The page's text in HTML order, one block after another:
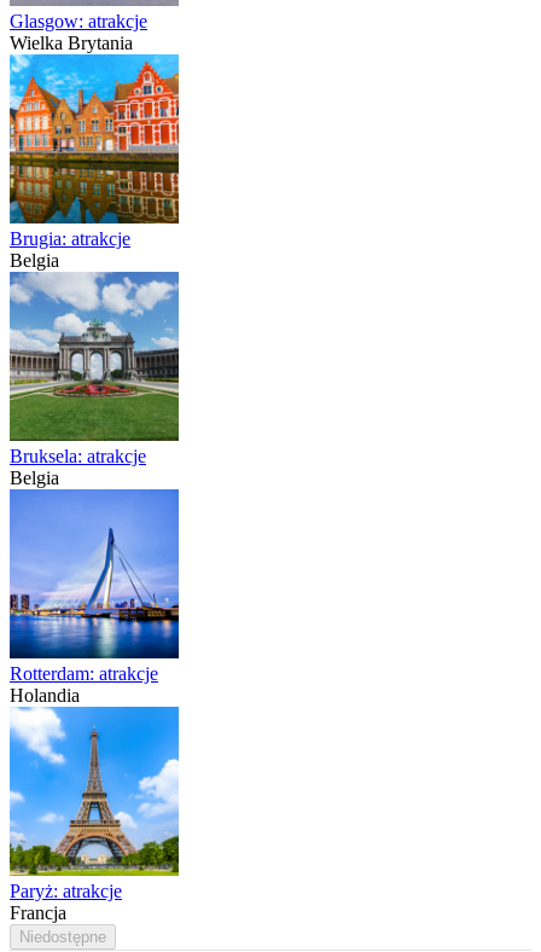
Glasgow: atrakcje
Wielka Brytania
Brugia: atrakcje
Belgia
Bruksela: atrakcje
Belgia
Rotterdam: atrakcje
Holandia
Paryż: atrakcje
Francja
Niedostępne